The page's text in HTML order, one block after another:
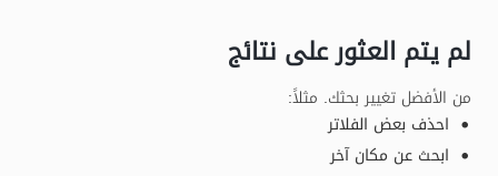
لم يتم العثور على نتائج
من الأفضل تغيير بحثك. مثلاً:
احذف بعض الفلاتر
ابحث عن مكان آخر